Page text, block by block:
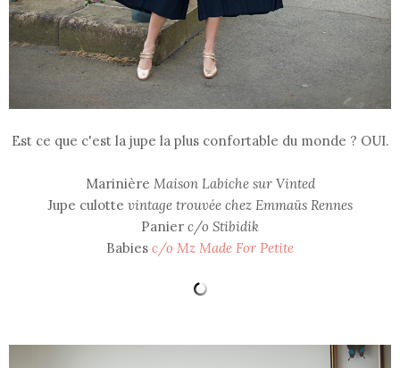
Est ce que c'est la jupe la plus confortable du monde ? OUI.
Marinière Maison Labiche sur Vinted
Jupe culotte vintage trouvée chez Emmaüs Rennes
Panier c/o Stibidik
Babies c/o Mz Made For Petite